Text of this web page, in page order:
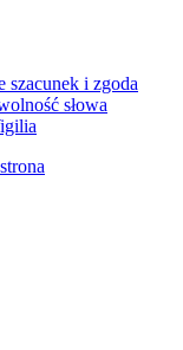
szacunek i zgoda
słowa